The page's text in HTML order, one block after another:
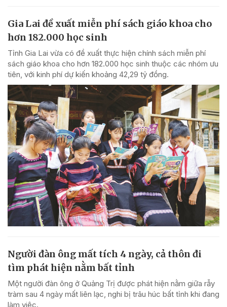
Gia Lai đề xuất miễn phí sách giáo khoa cho
hơn 182.000 học sinh
Tỉnh Gia Lai vừa có đề xuất thực hiện chính sách miễn phí
sách giáo khoa cho hơn 182.000 học sinh thuộc các nhóm ưu
tiên, với kinh phí dự kiến khoảng 42,29 tỷ đồng.
Người đàn ông mất tích 4 ngày, cả thôn đi
tìm phát hiện nằm bất tỉnh
Một người đàn ông ở Quảng Trị được phát hiện nằm giữa rẫy
tràm sau 4 ngày mất liên lạc, nghi bị trâu húc bất tỉnh khi đang
làm việc.